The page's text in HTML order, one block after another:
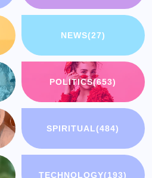
NEWS(27)
POLITICS(653)
SPIRITUAL(484)
TECHNOLOGY(193)